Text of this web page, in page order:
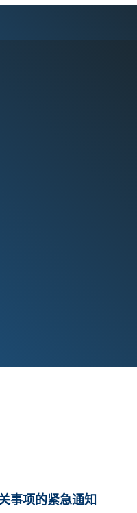
事项的紧急通知